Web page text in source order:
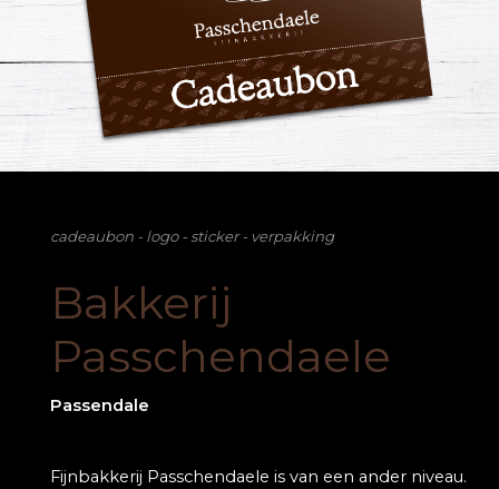
cadeaubon - logo - sticker - verpakking
Bakkerij
Passchendaele
Passendale
Fijnbakkerij Passchendaele is van een ander niveau.